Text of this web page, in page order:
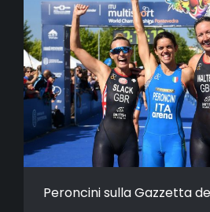
Peroncini sulla Gazzetta